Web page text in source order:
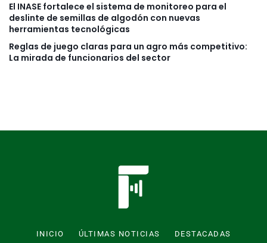
El INASE fortalece el sistema de monitoreo para el
deslinte de semillas de algodón con nuevas
herramientas tecnológicas
Reglas de juego claras para un agro más competitivo:
La mirada de funcionarios del sector
INICIO ÚLTIMAS NOTICIAS DESTACADAS